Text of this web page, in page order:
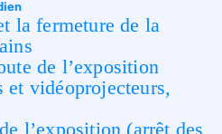
la fermeture de la
de l’exposition
et vidéoprojecteurs,
l’exposition (arrêt des